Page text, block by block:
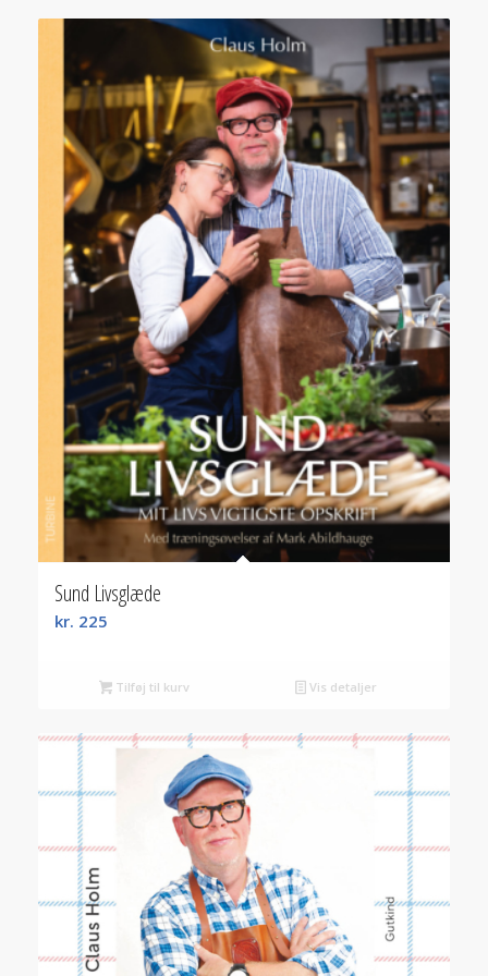
Sund Livsglæde
kr. 225
Tilføj til kurv Vis detaljer